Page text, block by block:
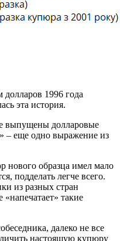
1996 года
эта история.
выпущены долларовые
– еще одно выражение из
образца имел мало
подделать легче всего.
из разных стран
такие
далеко не все
настоящую купюру